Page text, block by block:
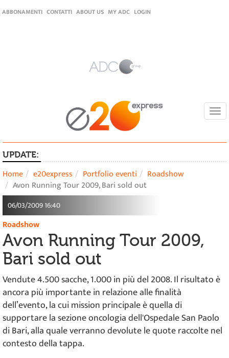
ABBONAMENTI CONTATTI ABOUT US MY ADC LOGIN
UPDATE:
Home e20express Portfolio eventi
Roadshow
Avon Running Tour 2009, Bari sold out
06/03/2009 16:40
Roadshow
Avon Running Tour 2009,
Bari sold out
Vendute 4.500 sacche, 1.000 in più del 2008. Il risultato è
ancora più importante in relazione alle finalità
dell’evento, la cui mission principale è quella di
supportare la sezione oncologia dell'Ospedale San Paolo
di Bari, alla quale verranno devolute le quote raccolte nel
contesto della tappa.